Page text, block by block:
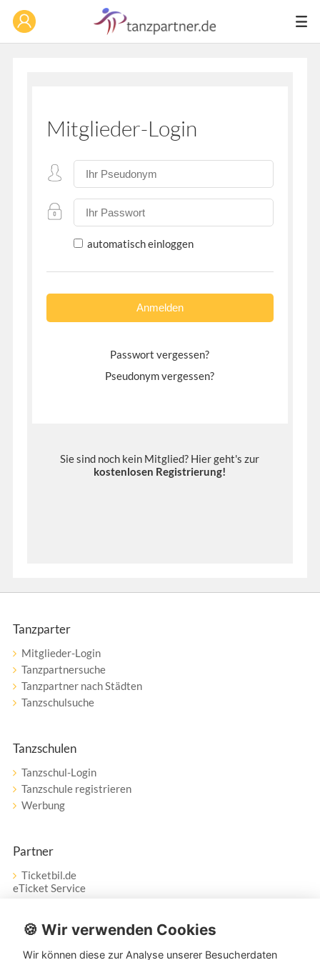
Mitglieder-Login
automatisch einloggen
Passwort vergessen?
Pseudonym vergessen?
Sie sind noch kein Mitglied? Hier geht's zur
kostenlosen Registrierung!
Tanzparter
Mitglieder-Login
Tanzpartnersuche
Tanzpartner nach Städten
Tanzschulsuche
Tanzschulen
Tanzschul-Login
Tanzschule registrieren
Werbung
Partner
Ticketbil.de
eTicket Service
Vertrag widerrufen
🍪 Wir verwenden Cookies
Wir können diese zur Analyse unserer Besucherdaten